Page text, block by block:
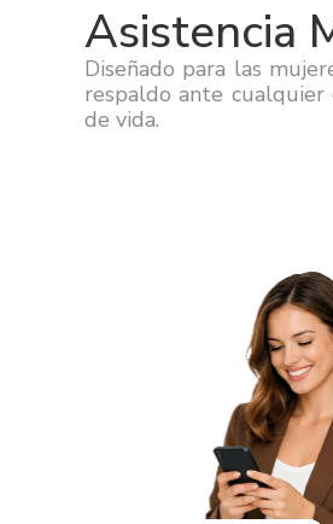
Asistencia
Diseñado para las
respaldo ante cualquier
de vida.